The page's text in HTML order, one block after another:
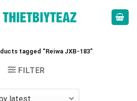
tagged “Reiwa JXB-183”
FILTER